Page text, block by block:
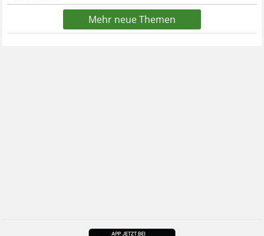
Mehr neue Themen